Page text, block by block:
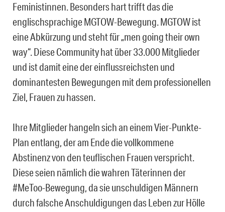
Feministinnen. Besonders hart trifft das die
englischsprachige MGTOW-Bewegung. MGTOW ist
eine Abkürzung und steht für „men going their own
way“. Diese Community hat über 33.000 Mitglieder
und ist damit eine der einflussreichsten und
dominantesten Bewegungen mit dem professionellen
Ziel, Frauen zu hassen.
Ihre Mitglieder hangeln sich an einem Vier-Punkte-
Plan entlang, der am Ende die vollkommene
Abstinenz von den teuflischen Frauen verspricht.
Diese seien nämlich die wahren Täterinnen der
#MeToo-Bewegung, da sie unschuldigen Männern
durch falsche Anschuldigungen das Leben zur Hölle